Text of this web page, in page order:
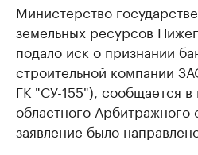
Министерство
земельных ресурсов
подало иск о признании
строительной компании
ГК "СУ-155"), сообщается в
областного Арбитражного
заявление было